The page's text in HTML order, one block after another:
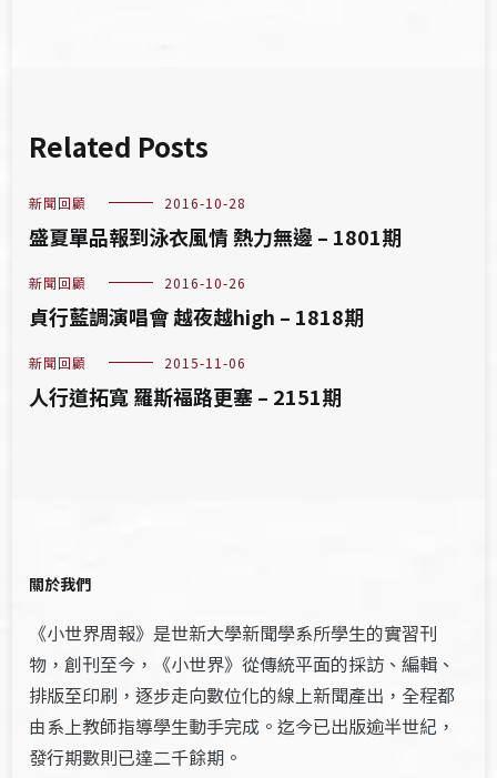
Related Posts
新聞回顧 2016-10-28
盛夏單品報到泳衣風情 熱力無邊 – 1801期
新聞回顧 2016-10-26
貞行藍調演唱會 越夜越high – 1818期
新聞回顧 2015-11-06
人行道拓寬 羅斯福路更塞 – 2151期
關於我們
《小世界周報》是世新大學新聞學系所學生的實習刊
物，創刊至今，《小世界》從傳統平面的採訪、編輯、
排版至印刷，逐步走向數位化的線上新聞產出，全程都
由系上教師指導學生動手完成。迄今已出版逾半世紀，
發行期數則已達二千餘期。